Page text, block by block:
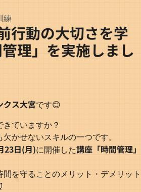
練
行動の大切さを学
理」を実施しまし
クス大宮です😊
ていますか？
かせないスキルの一つです。
23日(月)に開催した講座「時間管理」
を守ることのメリット・デメリット